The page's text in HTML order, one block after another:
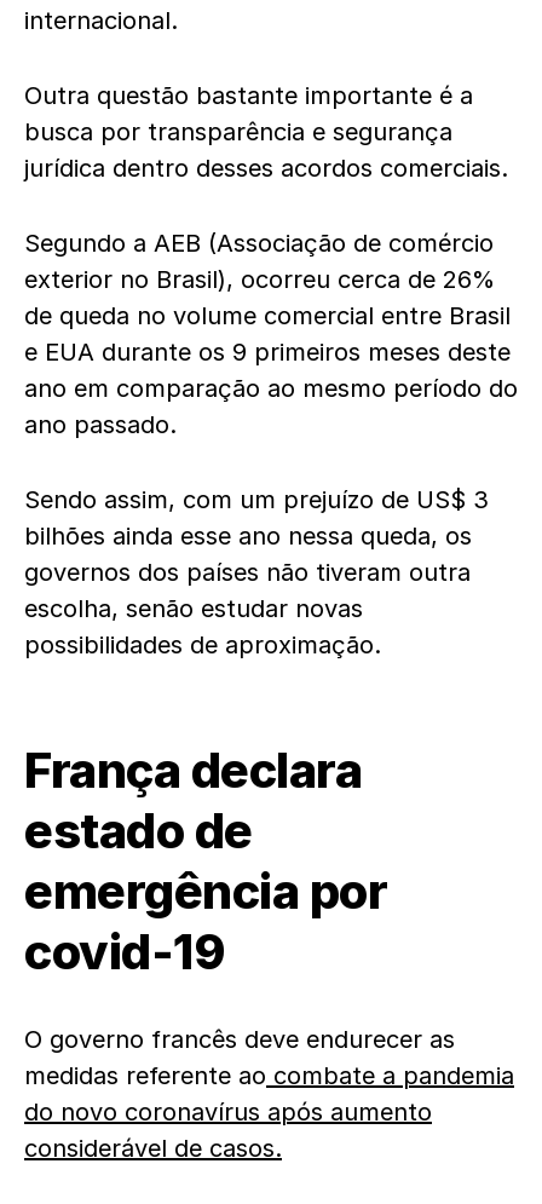
internacional.
Outra questão bastante importante é a
busca por transparência e segurança
jurídica dentro desses acordos comerciais.
Segundo a AEB (Associação de comércio
exterior no Brasil), ocorreu cerca de 26%
de queda no volume comercial entre Brasil
e EUA durante os 9 primeiros meses deste
ano em comparação ao mesmo período do
ano passado.
Sendo assim, com um prejuízo de US$ 3
bilhões ainda esse ano nessa queda, os
governos dos países não tiveram outra
escolha, senão estudar novas
possibilidades de aproximação.
França declara
estado de
emergência por
covid-19
O governo francês deve endurecer as
medidas referente ao combate a pandemia
do novo coronavírus após aumento
considerável de casos.